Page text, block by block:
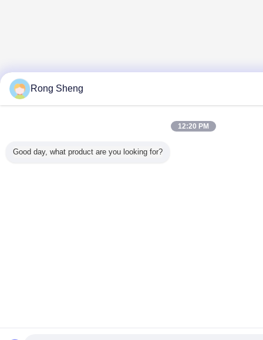
Rong Sheng
12:20 PM
Good day, what product are you looking for?